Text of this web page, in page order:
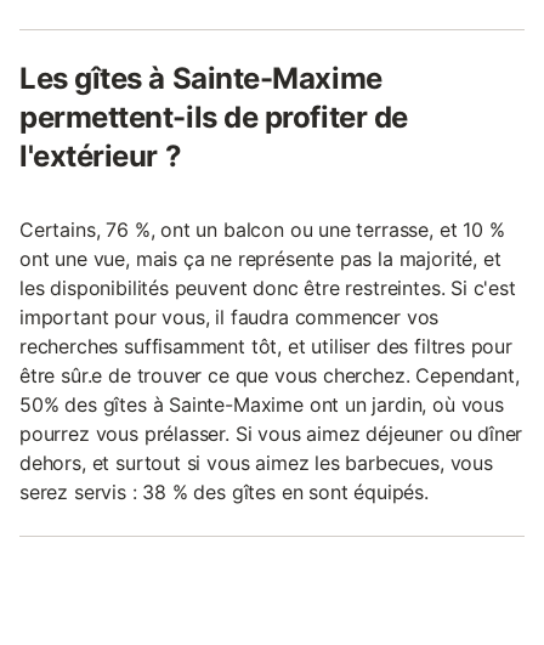
Les gîtes à Sainte-Maxime
permettent-ils de profiter de
l'extérieur ?
Certains, 76 %, ont un balcon ou une terrasse, et 10 %
ont une vue, mais ça ne représente pas la majorité, et
les disponibilités peuvent donc être restreintes. Si c'est
important pour vous, il faudra commencer vos
recherches suffisamment tôt, et utiliser des filtres pour
être sûr.e de trouver ce que vous cherchez. Cependant,
50% des gîtes à Sainte-Maxime ont un jardin, où vous
pourrez vous prélasser. Si vous aimez déjeuner ou dîner
dehors, et surtout si vous aimez les barbecues, vous
serez servis : 38 % des gîtes en sont équipés.